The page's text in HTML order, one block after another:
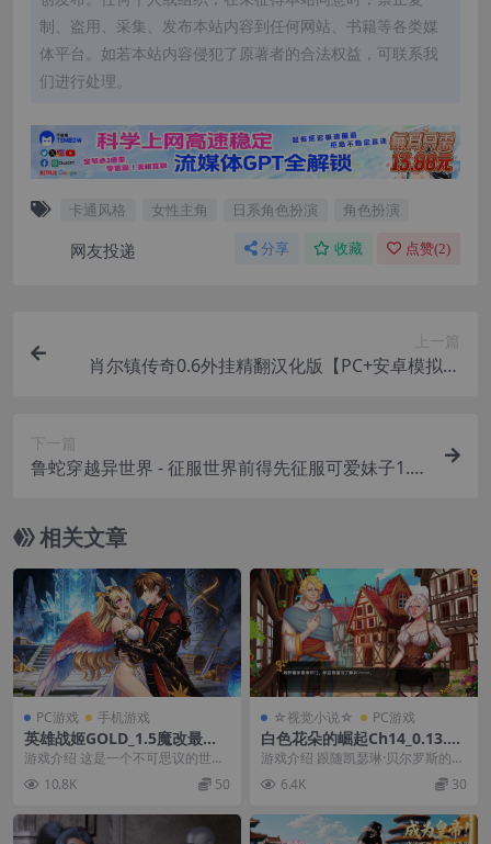
制、盗用、采集、发布本站内容到任何网站、书籍等各类媒
体平台。如若本站内容侵犯了原著者的合法权益，可联系我
们进行处理。
卡通风格 女性主角 日系角色扮演 角色扮演
网友投递 分享 收藏 点赞(2)
上一篇
肖尔镇传奇0.6外挂精翻汉化版【PC+安卓模拟器
下一篇
鲁蛇穿越异世界 - 征服世界前得先征服可爱妹子1.0.
模拟】/Loser Got Isekai'd - Gotta Conquer the G
irls Before Conquering the World【784M】
相关文章
PC游戏 手机游戏
英雄战姬GOLD_1.5魔改最终
版【PC+安卓模拟器+亚洲SL
G/日系ADV】/Eiyu Senki Go
ld – A New Conquest【8.4
游戏介绍 这是一个不可思议的世
瀛」，在最强的古代英雄...
10.8K 50
☆视觉小说☆ PC游戏
白色花朵的崛起Ch14_0.13.0b
外挂精翻汉化版【PC+安卓生
肉+欧美卡通SLG】/Rise of t
he White Flower【5.2G】
游戏介绍 跟随凯瑟琳·贝尔罗斯的故
事，她是一名刚刚从帝国首都魔法
学院毕业的平民。...
6.4K 30